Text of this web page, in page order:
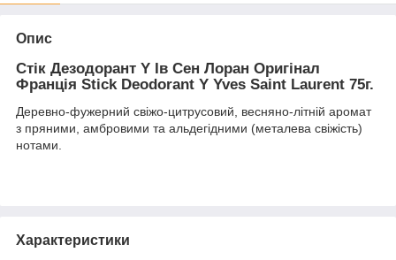
Опис
Стік Дезодорант Y Ів Сен Лоран Оригінал
Франція Stick Deodorant Y Yves Saint Laurent 75г.
Деревно-фужерний свіжо-цитрусовий, весняно-літній аромат
з пряними, амбровими та альдегідними (металева свіжість)
нотами.
Характеристики